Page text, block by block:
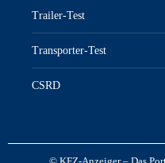
Trailer-Test
Transporter-Test
CSRD